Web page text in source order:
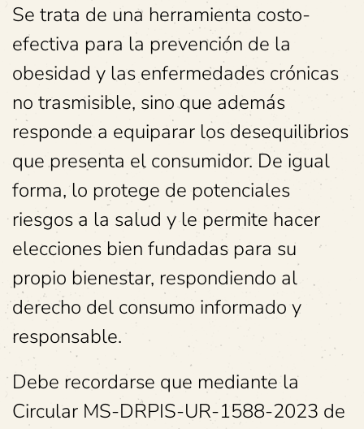
Se trata de una herramienta costo-
efectiva para la prevención de la
obesidad y las enfermedades crónicas
no trasmisible, sino que además
responde a equiparar los desequilibrios
que presenta el consumidor. De igual
forma, lo protege de potenciales
riesgos a la salud y le permite hacer
elecciones bien fundadas para su
propio bienestar, respondiendo al
derecho del consumo informado y
responsable.
Debe recordarse que mediante la
Circular MS-DRPIS-UR-1588-2023 de